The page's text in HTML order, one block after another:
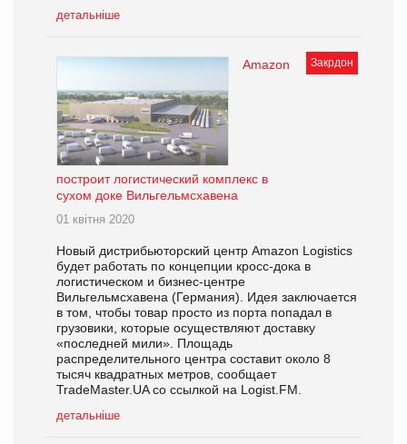
детальніше
Закрдон
Amazon
построит логистический комплекс в
сухом доке Вильгельмсхавена
01 квітня 2020
Новый дистрибьюторский центр Amazon Logistics
будет работать по концепции кросс-дока в
логистическом и бизнес-центре
Вильгельмсхавена (Германия). Идея заключается
в том, чтобы товар просто из порта попадал в
грузовики, которые осуществляют доставку
«последней мили». Площадь
распределительного центра составит около 8
тысяч квадратных метров, сообщает
TradeMaster.UA со ссылкой на Logist.FM.
детальніше